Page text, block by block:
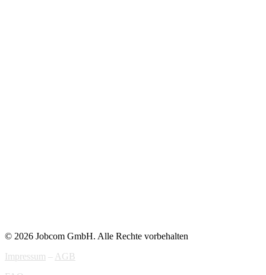
© 2026 Jobcom GmbH. Alle Rechte vorbehalten
Impressum – AGB